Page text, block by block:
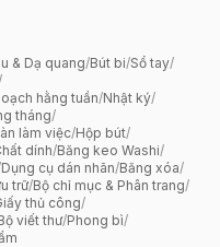
& Dạ quang/Bút bi/Sổ tay/
hằng tuần/Nhật ký/
tháng/
làm việc/Hộp bút/
dính/Băng keo Washi/
Dụng cụ dán nhãn/Băng xóa/
trữ/Bộ chỉ mục & Phân trang/
thủ công/
viết thư/Phong bì/